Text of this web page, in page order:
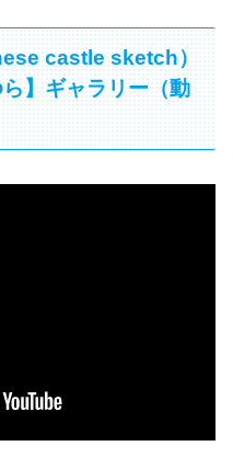
castle sketch）
】ギャラリー（動